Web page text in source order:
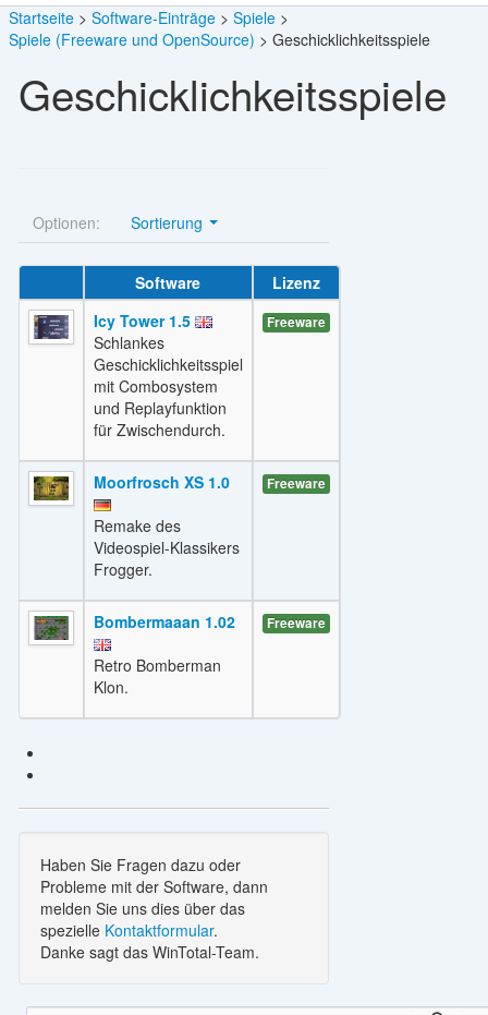
Startseite Software-Einträge
Spiele
Spiele (Freeware und OpenSource)
Geschicklichkeitsspiele
Geschicklichkeitsspiele
Optionen: Sortierung
Software
Lizenz
Icy Tower 1.5
Schlankes
Geschicklichkeitsspiel
mit Combosystem
und Replayfunktion
für Zwischendurch.
Freeware
Moorfrosch XS 1.0
Remake des
Videospiel-Klassikers
Frogger.
Freeware
Bombermaaan 1.02
Retro Bomberman
Klon.
Freeware
Haben Sie Fragen dazu oder
Probleme mit der Software, dann
melden Sie uns dies über das
spezielle Kontaktformular.
Danke sagt das WinTotal-Team.